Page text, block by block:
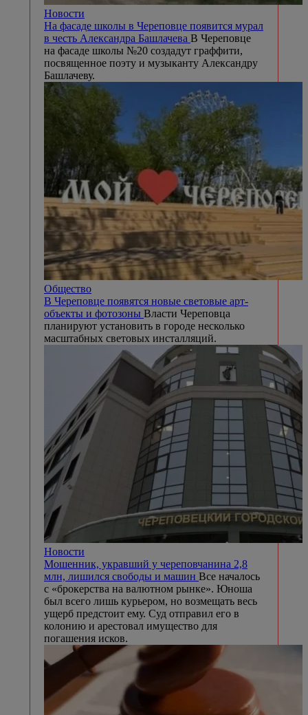
Новости
На фасаде школы в Череповце появится мурал
в честь Александра Башлачева В Череповце
на фасаде школы №20 создадут граффити,
посвященное поэту и музыканту Александру
Башлачеву.
Общество
В Череповце появятся новые световые арт-
объекты и фотозоны Власти Череповца
планируют установить в городе несколько
масштабных световых инсталляций.
Новости
Мошенник, укравший у череповчанина 2,8
млн, лишился свободы и машин Все началось
с «брокерства на валютном рынке». Юноша
был всего лишь курьером, но возмещать весь
ущерб предстоит ему. Суд отправил его в
колонию и арестовал имущество для
погашения исков.